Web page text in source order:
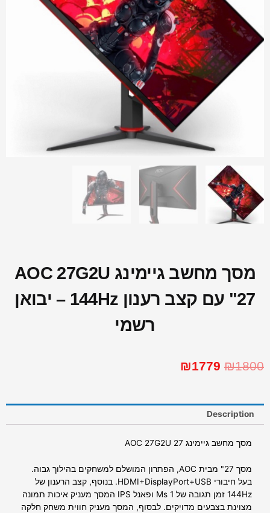
מסך מחשב גיימינג AOC 27G2U
"27 עם קצב רענון 144Hz – יבואן
רשמי
₪1800
₪1779
Description
מסך מחשב גיימינג AOC 27G2U 27
מסך 27" מבית AOC, הפתרון המושלם למשחקים בהילוך גבוה.
בעל חיבורי HDMI+DisplayPort+USB. בנוסף, קצב הרענון של
144Hz זמן תגובה של 1 Ms ופאנל IPS המסך מעניק איכות תמונה
מצוינת בצבעים מדויקים. לבסוף, המסך מעניק חווית משחק חלקה